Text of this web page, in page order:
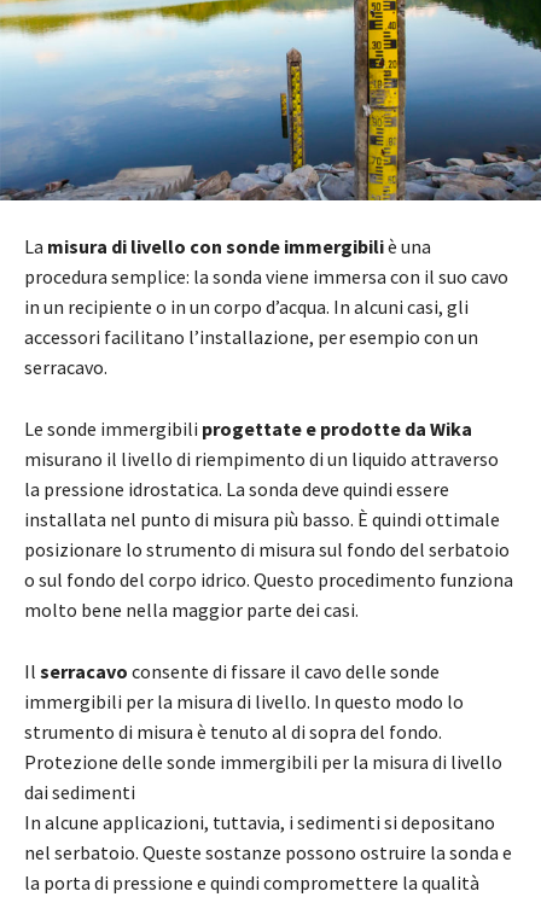
La misura di livello con sonde immergibiliè una
procedura semplice: la sonda viene immersa con il suo cavo
in un recipiente o in un corpo d’acqua. In alcuni casi, gli
accessori facilitano l’installazione, per esempio con un
serracavo.
Le sonde immergibili progettate e prodotte da Wika
misurano il livello di riempimento di un liquido attraverso
la pressione idrostatica. La sonda deve quindi essere
installata nel punto di misura più basso. È quindi ottimale
posizionare lo strumento di misura sul fondo del serbatoio
o sul fondo del corpo idrico. Questo procedimento funziona
molto bene nella maggior parte dei casi.
Il serracavo consente di fissare il cavo delle sonde
immergibili per la misura di livello. In questo modo lo
strumento di misura è tenuto al di sopra del fondo.
Protezione delle sonde immergibili per la misura di livello
dai sedimenti
In alcune applicazioni, tuttavia, i sedimenti si depositano
nel serbatoio. Queste sostanze possono ostruire la sonda e
la porta di pressione e quindi compromettere la qualità